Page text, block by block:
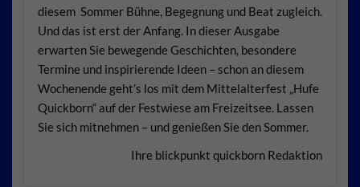
diesem Sommer Bühne, Begegnung und Beat zugleich.
Und das ist erst der Anfang. In dieser Ausgabe
erwarten Sie bewegende Geschichten, besondere
Termine und inspirierende Ideen – schon an diesem
Wochenende geht’s los mit dem Mittelalterfest „Hufe
Quickborn“ auf der Festwiese am Freizeitsee. Lassen
Sie sich mitnehmen – und genießen Sie den Sommer.
Ihre blickpunkt quickborn Redaktion